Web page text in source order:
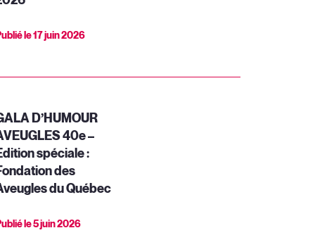
le17 juin 2026
D’HUMOUR
40e –
spéciale :
des
du Québec
le5 juin 2026